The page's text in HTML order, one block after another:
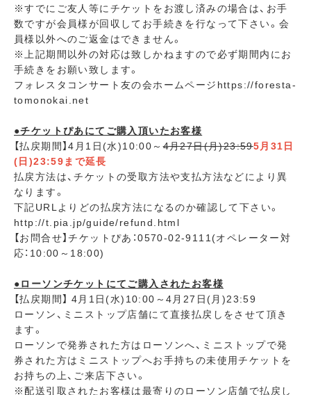
※すでにご友人等にチケットをお渡し済みの場合は、お手
数ですが会員様が回収してお手続きを行なって下さい。会
員様以外へのご返金はできません。
※上記期間以外の対応は致しかねますので必ず期間内にお
手続きをお願い致します。
フォレスタコンサート友の会ホームページhttps://foresta-
tomonokai.net
●チケットぴあにてご購入頂いたお客様
【払戻期間】4月1日(水)10:00～4月27日(月)23:595月31日
(日)23:59まで延長
払戻方法は、チケットの受取方法や支払方法などにより異
なります。
下記URLよりどの払戻方法になるのか確認して下さい。
http://t.pia.jp/guide/refund.html
【お問合せ】チケットぴあ：0570-02-9111(オペレーター対
応：10:00～18:00)
●ローソンチケットにてご購入されたお客様
【払戻期間】 4月1日(水)10:00～4月27日(月)23:59
ローソン、ミニストップ店舗にて直接払戻しをさせて頂き
ます。
ローソンで発券された方はローソンへ、ミニストップで発
券された方はミニストップへお手持ちの未使用チケットを
お持ちの上、ご来店下さい。
※配送引取されたお客様は最寄りのローソン店舗で払戻し